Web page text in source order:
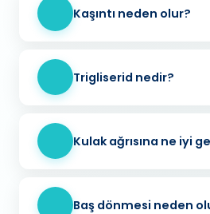
Kaşıntı neden olur?
Trigliserid nedir?
Kulak ağrısına ne iyi
Baş dönmesi neden